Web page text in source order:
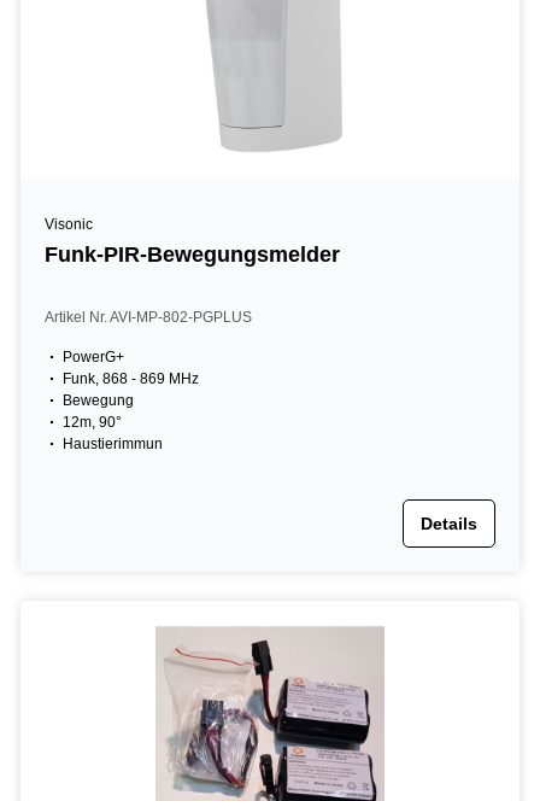
Visonic
Funk-PIR-Bewegungsmelder
Artikel Nr. AVI-MP-802-PGPLUS
PowerG+
Funk, 868 - 869 MHz
Bewegung
12m, 90°
Haustierimmun
Details